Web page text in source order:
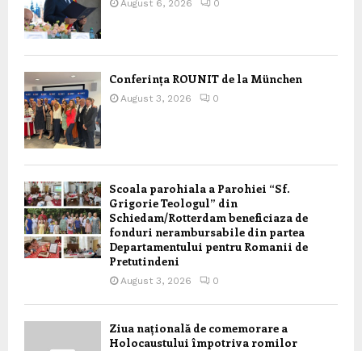
August 6, 2026 0
Conferința ROUNIT de la München
August 3, 2026 0
Scoala parohiala a Parohiei “Sf.
Grigorie Teologul” din
Schiedam/Rotterdam beneficiaza de
fonduri nerambursabile din partea
Departamentului pentru Romanii de
Pretutindeni
August 3, 2026 0
Ziua națională de comemorare a
Holocaustului împotriva romilor